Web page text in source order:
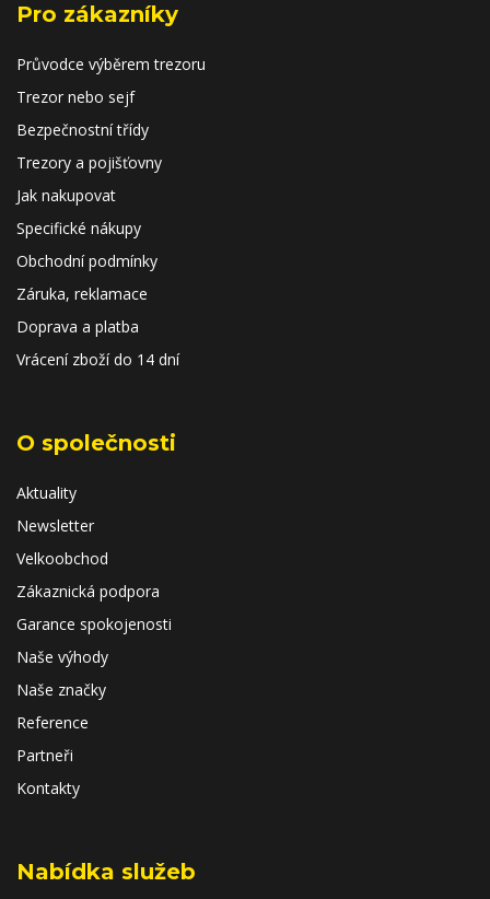
Pro zákazníky
Průvodce výběrem trezoru
Trezor nebo sejf
Bezpečnostní třídy
Trezory a pojišťovny
Jak nakupovat
Specifické nákupy
Obchodní podmínky
Záruka, reklamace
Doprava a platba
Vrácení zboží do 14 dní
O společnosti
Aktuality
Newsletter
Velkoobchod
Zákaznická podpora
Garance spokojenosti
Naše výhody
Naše značky
Reference
Partneři
Kontakty
Nabídka služeb